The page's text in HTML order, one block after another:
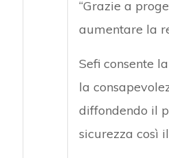
“Grazie a
aumentare la
Sefi consente
la
diffondendo il
sicurezza così